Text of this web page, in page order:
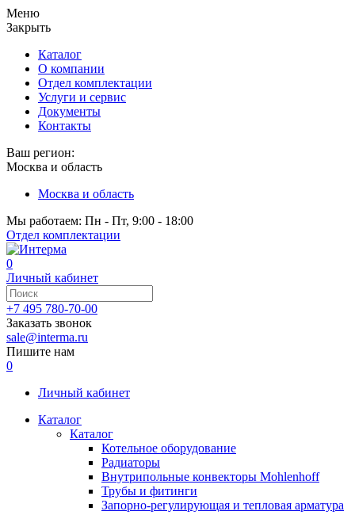
Меню
Закрыть
Каталог
О компании
Отдел комплектации
Услуги и сервис
Документы
Контакты
Ваш регион:
Москва и область
Москва и область
Мы работаем: Пн - Пт, 9:00 - 18:00
Отдел комплектации
0
Личный кабинет
+7 495 780-70-00
Заказать звонок
sale@interma.ru
Пишите нам
0
Личный кабинет
Каталог
Каталог
Котельное оборудование
Радиаторы
Внутрипольные конвекторы Mohlenhoff
Трубы и фитинги
Запорно-регулирующая и тепловая арматура